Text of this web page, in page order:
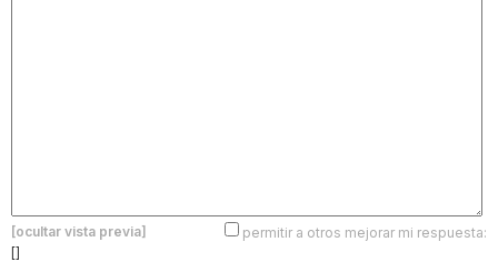
[ocultar vista previa]
permitir a otros mejorar mi respuesta:
[]